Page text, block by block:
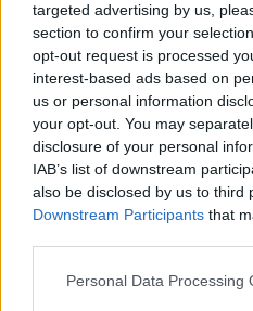
targeted advertising by us,
section to confirm your
opt-out request is processed
interest-based ads based on
us or personal information
your opt-out. You may
disclosure of your personal
IAB’s list of downstream
also be disclosed by us to third
Downstream Participants that
Please note that this website/
Personal Data Processing
Interessant?
Möchten Sie auf dem
Folgen Sie uns
ZUGEHÖRIG
Themen Ernährung und
Häufig auswärts essen